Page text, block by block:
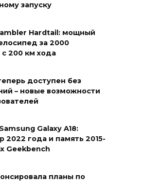
запуску
Hardtail: мощный
за 2000
200 км хода
доступен без
– новые возможности
Galaxy A18:
2022 года и память 2015-
Geekbench
планы по